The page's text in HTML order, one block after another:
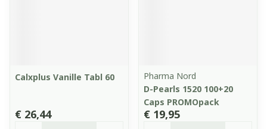
Calxplus Vanille Tabl 60
€ 26,44
Pharma Nord
D-Pearls 1520 100+20
Caps PROMOpack
€ 19,95